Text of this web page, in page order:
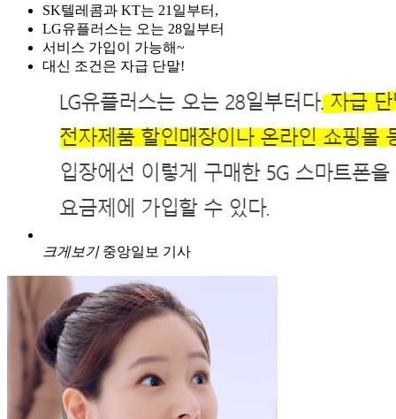
SK텔레콤과 KT는 21일부터,
LG유플러스는 오는 28일부터
서비스 가입이 가능해~
대신 조건은 자급 단말!
크게보기 중앙일보 기사